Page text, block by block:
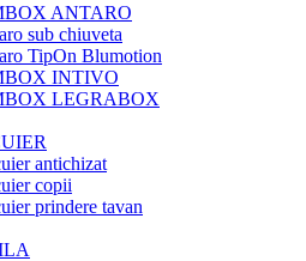
ANTARO
sub chiuveta
TipOn Blumotion
INTIVO
LEGRABOX
antichizat
copii
prindere tavan